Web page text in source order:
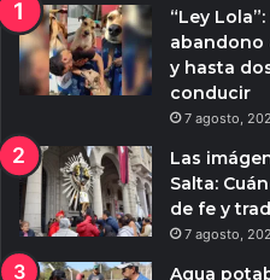
“Ley
abandono
y hasta
conducir
7 agosto,
Las
Salta:
de fe y
7 agosto,
Agua